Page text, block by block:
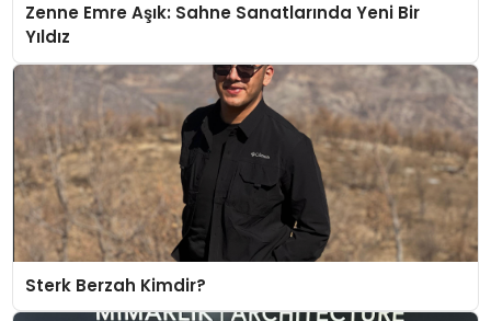
Zenne Emre Aşık: Sahne Sanatlarında Yeni Bir
Yıldız
Sterk Berzah Kimdir?